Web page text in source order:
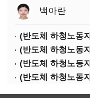
백아란